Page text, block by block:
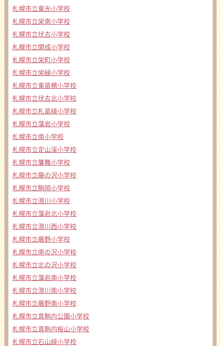
札幌市立東光小学校
札幌市立栄南小学校
札幌市立伏古小学校
札幌市立開成小学校
札幌市立栄町小学校
札幌市立栄緑小学校
札幌市立東苗穂小学校
札幌市立伏古北小学校
札幌市立札苗緑小学校
札幌市立藻岩小学校
札幌市立南小学校
札幌市立定山渓小学校
札幌市立簾舞小学校
札幌市立藤の沢小学校
札幌市立駒岡小学校
札幌市立澄川小学校
札幌市立藻岩北小学校
札幌市立澄川西小学校
札幌市立藤野小学校
札幌市立南の沢小学校
札幌市立北の沢小学校
札幌市立藻岩南小学校
札幌市立澄川南小学校
札幌市立藤野南小学校
札幌市立真駒内公園小学校
札幌市立真駒内桜山小学校
札幌市立石山緑小学校